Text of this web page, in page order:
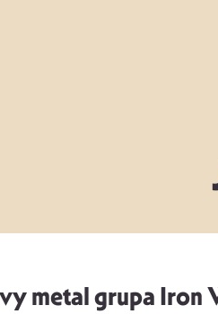
metal grupa Iron